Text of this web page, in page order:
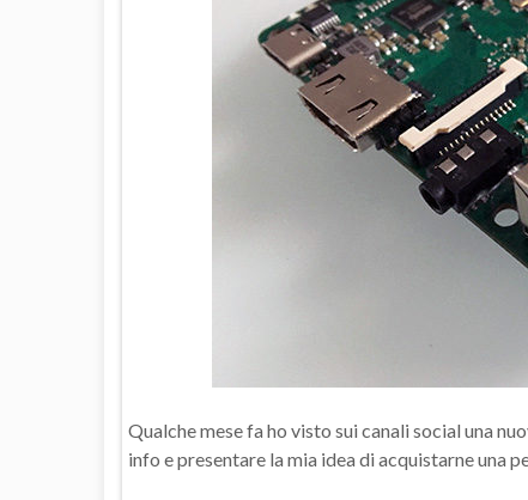
Qualche mese fa ho visto sui canali social una
info e presentare la mia idea di acquistarne una